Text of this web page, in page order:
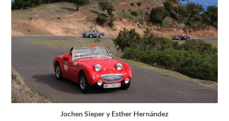
Jochen Sieper y Esther Hernández